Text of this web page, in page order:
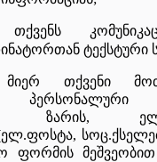
თქვენს
ტექსტური
მიერ თქვენი
პერსონალური
ზარის,
(ელ.ფოსტა,
ფორმის მეშვეობით